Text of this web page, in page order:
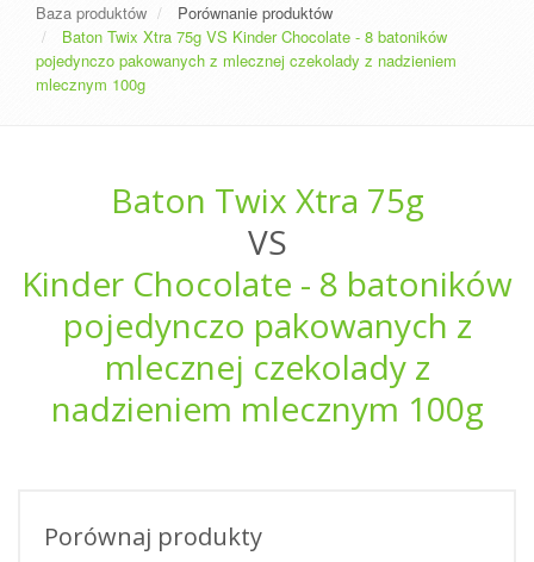
Baza produktów
Porównanie produktów
Baton Twix Xtra 75g VS Kinder Chocolate - 8 batoników
pojedynczo pakowanych z mlecznej czekolady z nadzieniem
mlecznym 100g
Baton Twix Xtra 75g
VS
Kinder Chocolate - 8 batoników
pojedynczo pakowanych z
mlecznej czekolady z
nadzieniem mlecznym 100g
Porównaj produkty